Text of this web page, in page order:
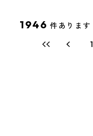
1946 件あります
1